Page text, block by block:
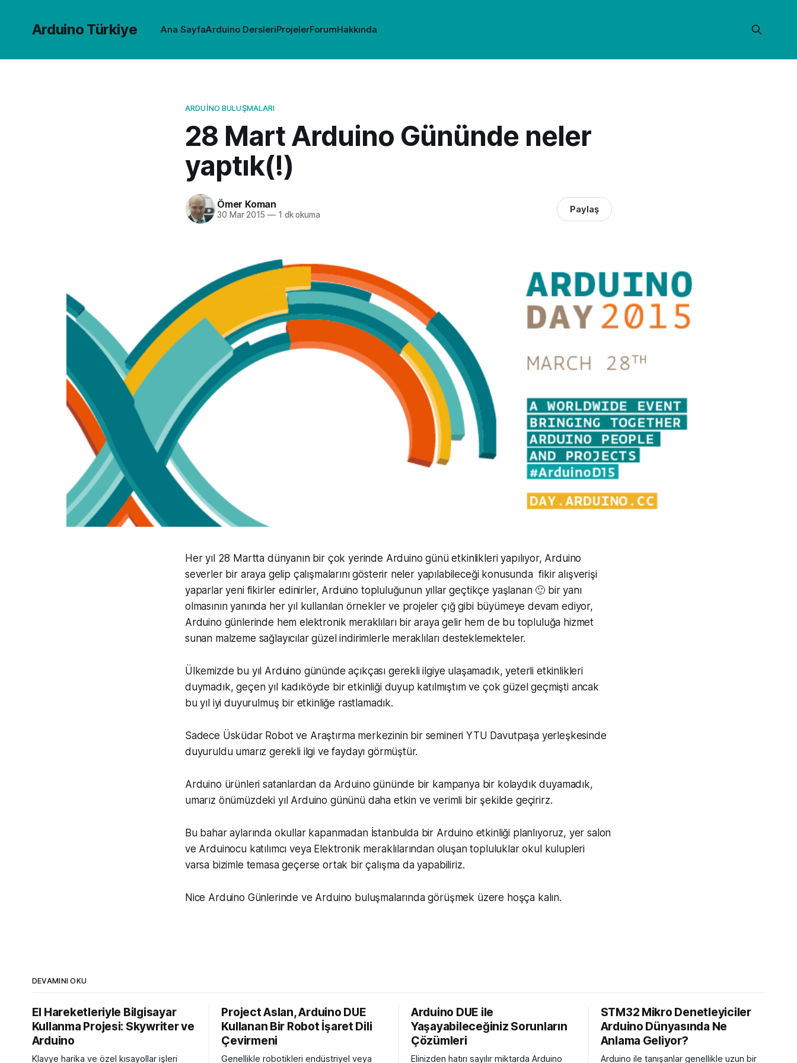
Arduino Türkiye Ana SayfaArduino DersleriProjelerForumHakkında
ARDUINO BULUŞMALARI
28 Mart Arduino Gününde neler
yaptık(!)
Ömer Koman
30 Mar 2015 —1 dk okuma Paylaş
Her yıl 28 Martta dünyanın bir çok yerinde Arduino günü etkinlikleri yapılıyor, Arduino
severler bir araya gelip çalışmalarını gösterir neler yapılabileceği konusunda fikir alışverişi
yaparlar yeni fikirler edinirler, Arduino topluluğunun yıllar geçtikçe yaşlanan 🙂 bir yanı
olmasının yanında her yıl kullanılan örnekler ve projeler çığ gibi büyümeye devam ediyor,
Arduino günlerinde hem elektronik meraklıları bir araya gelir hem de bu topluluğa hizmet
sunan malzeme sağlayıcılar güzel indirimlerle meraklıları desteklemekteler.
Ülkemizde bu yıl Arduino gününde açıkçası gerekli ilgiye ulaşamadık, yeterli etkinlikleri
duymadık, geçen yıl kadıköyde bir etkinliği duyup katılmıştım ve çok güzel geçmişti ancak
bu yıl iyi duyurulmuş bir etkinliğe rastlamadık.
Sadece Üsküdar Robot ve Araştırma merkezinin bir semineri YTU Davutpaşa yerleşkesinde
duyuruldu umarız gerekli ilgi ve faydayı görmüştür.
Arduino ürünleri satanlardan da Arduino gününde bir kampanya bir kolaydık duyamadık,
umarız önümüzdeki yıl Arduino gününü daha etkin ve verimli bir şekilde geçirirz.
Bu bahar aylarında okullar kapanmadan İstanbulda bir Arduino etkinliği planlıyoruz, yer salon
ve Arduinocu katılımcı veya Elektronik meraklılarından oluşan topluluklar okul kulupleri
varsa bizimle temasa geçerse ortak bir çalışma da yapabiliriz.
Nice Arduino Günlerinde ve Arduino buluşmalarında görüşmek üzere hoşça kalın.
DEVAMINI OKU
El Hareketleriyle Bilgisayar
Kullanma Projesi: Skywriter ve
Arduino
Klavye harika ve özel kısayollar işleri
Project Aslan, Arduino DUE
Kullanan Bir Robot İşaret Dili
Çevirmeni
Genellikle robotikleri endüstriyel veya
Arduino DUE ile
Yaşayabileceğiniz Sorunların
Çözümleri
Elinizden hatırı sayılır miktarda Arduino
STM32 Mikro Denetleyiciler
Arduino Dünyasında Ne
Anlama Geliyor?
Arduino ile tanışanlar genellikle uzun bir